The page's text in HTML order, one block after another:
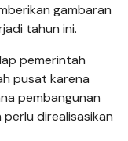
gambaran
tahun ini.
pemerintah
pusat karena
pembangunan
direalisasikan